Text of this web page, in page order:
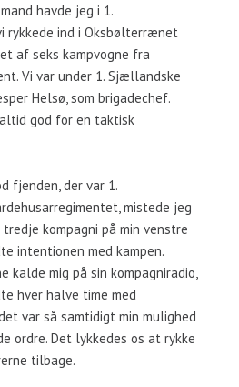
havde jeg i 1.
rykkede ind i Oksbølterrænet
af seks kampvogne fra
Vi var under 1. Sjællandske
Helsø, som brigadechef.
god for en taktisk
fjenden, der var 1.
mistede jeg
kompagni på min venstre
intentionen med kampen.
kalde mig på sin kompagniradio,
hver halve time med
var så samtidigt min mulighed
ordre. Det lykkedes os at rykke
tilbage.